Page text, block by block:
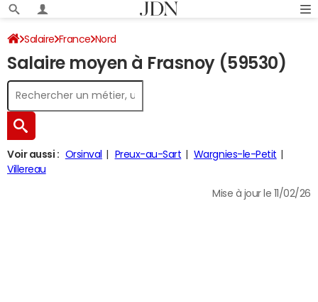
Salaire France Nord
Salaire moyen à Frasnoy (59530)
Voir aussi : Orsinval Preux-au-Sart
Wargnies-le-Petit
Villereau
Mise à jour le 11/02/26